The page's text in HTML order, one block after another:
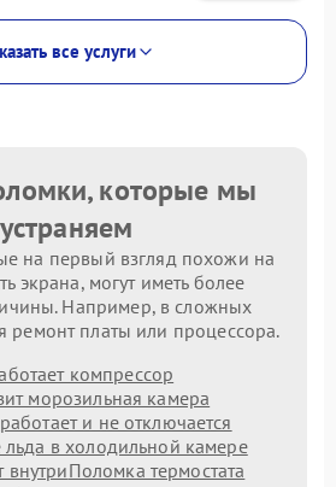
все услуги
которые мы
устраняем
на первый взгляд похожи на
экрана, могут иметь более
Например, в сложных
ремонт платы или процессора.
компрессор
морозильная камера
и не отключается
в холодильной камере
внутриПоломка термостата